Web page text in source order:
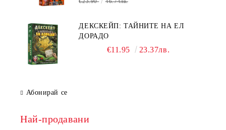
ДЕКСКЕЙП: ТАЙНИТЕ НА ЕЛ
ДОРАДО
€11.95 23.37лв.
Абонирай се
Най-продавани